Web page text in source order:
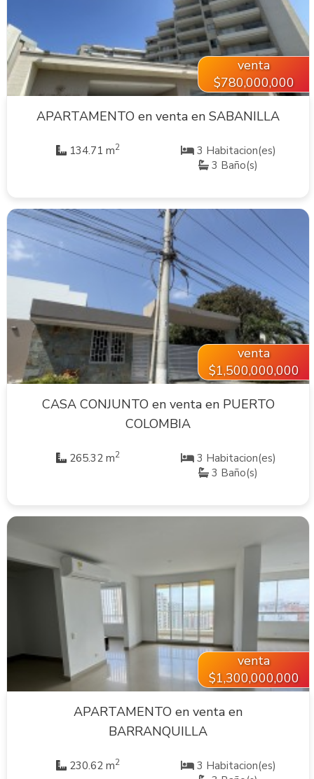
VER INMUEBLE
venta
$780,000,000
APARTAMENTO en venta en SABANILLA
134.71 m2
3 Habitacion(es)
3 Baño(s)
VER INMUEBLE
venta
$1,500,000,000
CASA CONJUNTO en venta en PUERTO
COLOMBIA
265.32 m2
3 Habitacion(es)
3 Baño(s)
VER INMUEBLE
venta
$1,300,000,000
APARTAMENTO en venta en
BARRANQUILLA
230.62 m2
3 Habitacion(es)